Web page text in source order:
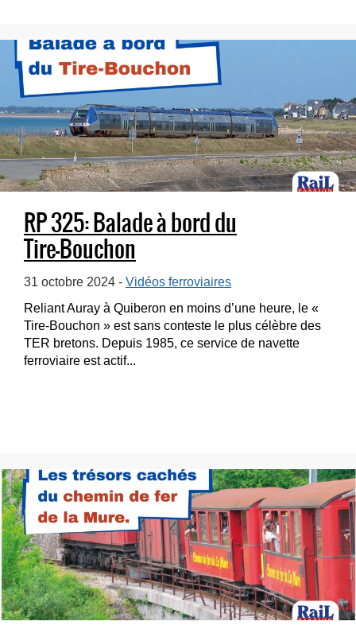
RP 325: Balade à bord du
Tire-Bouchon
31 octobre 2024 - Vidéos ferroviaires
Reliant Auray à Quiberon en moins d’une heure, le «
Tire-Bouchon » est sans conteste le plus célèbre des
TER bretons. Depuis 1985, ce service de navette
ferroviaire est actif...